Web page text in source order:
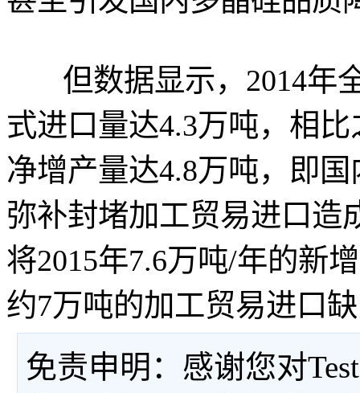
但数据显示，2014年
式进口量达4.3万吨，相
净增产量达4.8万吨，即
弥补封堵加工贸易进口造
将2015年7.6万吨/年的新
约7万吨的加工贸易进口
免责申明：感谢您对